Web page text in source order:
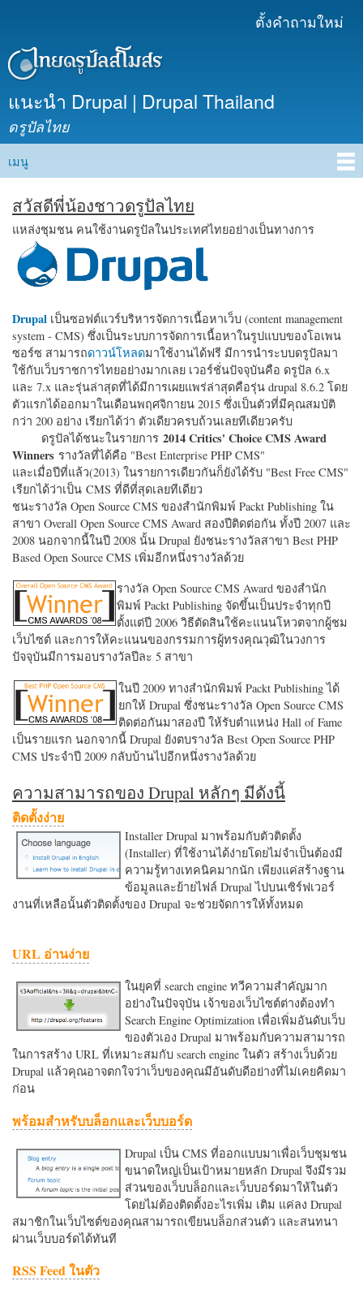
เนื้อหา
ตั้งคำถามใหม่
แนะนำ Drupal | Drupal Thailand
ดรูปัลไทย
Main menu
เมนู
สวัสดีพี่น้องชาวดรูปัลไทย
แหล่งชุมชน คนใช้งานดรูปัลในประเทศไทยอย่างเป็นทางการ
Drupal เป็นซอฟต์แวร์บริหารจัดการเนื้อหาเว็บ (content management
system - CMS) ซึ่งเป็นระบบการจัดการเนื้อหาในรูปแบบของโอเพน
ซอร์ซ สามารถดาวน์โหลดมาใช้งานได้ฟรี มีการนำระบบดรูปัลมา
ใช้กับเว็บราชการไทยอย่างมากเลย เวอร์ชั่นปัจจุบันคือ ดรูปัล 6.x
และ 7.x และรุ่นล่าสุดที่ได้มีการเผยแพร่ล่าสุดคือรุ่น drupal 8.6.2 โดย
ตัวแรกได้ออกมาในเดือนพฤศจิกายน 2015 ซึ่งเป็นตัวที่มีคุณสมบัติ
กว่า 200 อย่าง เรียกได้ว่า ตัวเดียวครบถ้วนเลยทีเดียวครับ
ดรูปัลได้ชนะในรายการ 2014 Critics' Choice CMS Award
Winners รางวัลที่ได้คือ "Best Enterprise PHP CMS"
และเมื่อปีที่แล้ว(2013) ในรายการเดียวกันก็ยังได้รับ "Best Free CMS"
เรียกได้ว่าเป็น CMS ที่ดีที่สุดเลยทีเดียว
ชนะรางวัล Open Source CMS ของสำนักพิมพ์ Packt Publishing ใน
สาขา Overall Open Source CMS Award สองปีติดต่อกัน ทั้งปี 2007 และ
2008 นอกจากนี้ในปี 2008 นั้น Drupal ยังชนะรางวัลสาขา Best PHP
Based Open Source CMS เพิ่มอีกหนึ่งรางวัลด้วย
รางวัล Open Source CMS Award ของสำนัก
พิมพ์ Packt Publishing จัดขึ้นเป็นประจำทุกปี
ตั้งแต่ปี 2006 วิธีตัดสินใช้คะแนนโหวตจากผู้ชม
เว็บไซต์ และการให้คะแนนของกรรมการผู้ทรงคุณวุฒิในวงการ
ปัจจุบันมีการมอบรางวัลปีละ 5 สาขา
ในปี 2009 ทางสำนักพิมพ์ Packt Publishing ได้
ยกให้ Drupal ซึ่งชนะรางวัล Open Source CMS
ติดต่อกันมาสองปี ให้รับตำแหน่ง Hall of Fame
เป็นรายแรก นอกจากนี้ Drupal ยังตบรางวัล Best Open Source PHP
CMS ประจำปี 2009 กลับบ้านไปอีกหนึ่งรางวัลด้วย
ความสามารถของ Drupal หลักๆ มีดังนี้
ติดตั้งง่าย
Installer Drupal มาพร้อมกับตัวติดตั้ง
(Installer) ที่ใช้งานได้ง่ายโดยไม่จำเป็นต้องมี
ความรู้ทางเทคนิคมากนัก เพียงแค่สร้างฐาน
ข้อมูลและย้ายไฟล์ Drupal ไปบนเซิร์ฟเวอร์
งานที่เหลือนั้นตัวติดตั้งของ Drupal จะช่วยจัดการให้ทั้งหมด
URL อ่านง่าย
ในยุคที่ search engine ทวีความสำคัญมาก
อย่างในปัจจุบัน เจ้าของเว็บไซต์ต่างต้องทำ
Search Engine Optimization เพื่อเพิ่มอันดับเว็บ
ของตัวเอง Drupal มาพร้อมกับความสามารถ
ในการสร้าง URL ที่เหมาะสมกับ search engine ในตัว สร้างเว็บด้วย
Drupal แล้วคุณอาจตกใจว่าเว็บของคุณมีอันดับดีอย่างที่ไม่เคยคิดมา
ก่อน
พร้อมสำหรับบล็อกและเว็บบอร์ด
Drupal เป็น CMS ที่ออกแบบมาเพื่อเว็บชุมชน
ขนาดใหญ่เป็นเป้าหมายหลัก Drupal จึงมีรวม
ส่วนของเว็บบล็อกและเว็บบอร์ดมาให้ในตัว
โดยไม่ต้องติดตั้งอะไรเพิ่ม เติม แค่ลง Drupal
สมาชิกในเว็บไซต์ของคุณสามารถเขียนบล็อกส่วนตัว และสนทนา
ผ่านเว็บบอร์ดได้ทันที
RSS Feed ในตัว